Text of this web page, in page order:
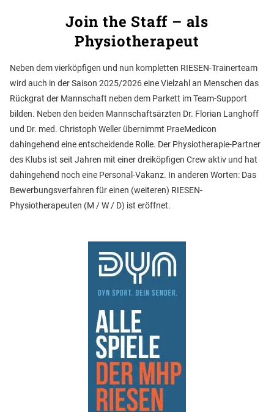
Join the Staff – als
Physiotherapeut
Neben dem vierköpfigen und nun kompletten RIESEN-Trainerteam
wird auch in der Saison 2025/2026 eine Vielzahl an Menschen das
Rückgrat der Mannschaft neben dem Parkett im Team-Support
bilden. Neben den beiden Mannschaftsärzten Dr. Florian Langhoff
und Dr. med. Christoph Weller übernimmt PraeMedicon
dahingehend eine entscheidende Rolle. Der Physiotherapie-Partner
des Klubs ist seit Jahren mit einer dreiköpfigen Crew aktiv und hat
dahingehend noch eine Personal-Vakanz. In anderen Worten: Das
Bewerbungsverfahren für einen (weiteren) RIESEN-
Physiotherapeuten (M / W / D) ist eröffnet.